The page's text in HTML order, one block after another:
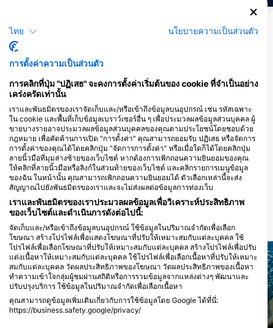
ศูนย์ดำน้ำที่ให้บริการ ณ จุดดำน้ำแห่งนี้
Ocean Warriors
Henveiru Meenaaz, 20006 Male’,
มัลดีฟส์
Other Divers @Dhiffushi
Finivaa Magu, 08030 Dhiffushi,
มัลดีฟส์
สถานที่ดำน้ำ ในบริเวณใกล้เคียง
ไทย นโยบายความเป็นส่วนตัว
การตั้งค่าความเป็นส่วนตัว
การคลิกที่ปุ่ม "ปฏิเสธ" จะคงการตั้งค่าเริ่มต้นของ cookie ที่จำเป็นอย่าง
เคร่งครัดเท่านั้น
เราและพันธมิตรของเราจัดเก็บและ/หรือเข้าถึงข้อมูลบนอุปกรณ์ เช่น รหัสเฉพาะ
ใน cookie และพื้นที่เก็บข้อมูลเบราว์เซอร์อื่น ๆ เพื่อประมวลผลข้อมูลส่วนบุคคล ผู้
ขายบางรายอาจประมวลผลข้อมูลส่วนบุคคลของคุณตามประโยชน์โดยชอบด้วย
กฎหมาย เพื่อคัดค้านการเปิด "การตั้งค่า" คุณสามารถยอมรับ ปฏิเสธ หรือจัดการ
การตั้งค่าของคุณได้โดยคลิกปุ่ม "จัดการการตั้งค่า" หรือเมื่อใดก็ได้โดยคลิกปุ่ม
ลายนิ้วมือที่มุมล่างซ้ายของเว็บไซต์ หากต้องการเพิกถอนความยินยอมของคุณ
ให้คลิกที่ลายนิ้วมือหรือลิงก์ในส่วนท้ายของเว็บไซต์ และคลิกรายการเมนูข้อมูล
ของฉัน ในหน้านั้น คุณสามารถเพิกถอนความยินยอมได้ ตัวเลือกเหล่านี้จะส่ง
สัญญาณไปยังพันธมิตรของเราและจะไม่ส่งผลต่อข้อมูลการท่องเว็บ
เราและพันธมิตรของเราประมวลผลข้อมูลเพื่อวิเคราะห์ประสิทธิภาพ
ของเว็บไซต์และดำเนินการดังต่อไปนี้:
จัดเก็บและ/หรือเข้าถึงข้อมูลบนอุปกรณ์ ใช้ข้อมูลในปริมาณจำกัดเพื่อเลือก
โฆษณา สร้างโปรไฟล์เพื่อแสดงโฆษณาที่ปรับให้เหมาะสมกับแต่ละบุคคล ใช้
โปรไฟล์เพื่อเลือกโฆษณาที่ปรับให้เหมาะสมกับแต่ละบุคคล สร้างโปรไฟล์เพื่อปรับ
แต่งเนื้อหาให้เหมาะสมกับแต่ละบุคคล ใช้โปรไฟล์เพื่อเลือกเนื้อหาที่ปรับให้เหมาะ
สมกับแต่ละบุคคล วัดผลประสิทธิภาพของโฆษณา วัดผลประสิทธิภาพของเนื้อหา
ทำความเข้าใจกลุ่มผู้ชมผ่านสถิติหรือการรวมข้อมูลจากแหล่งต่างๆ พัฒนาและ
ปรับปรุงบริการ ใช้ข้อมูลในปริมาณจำกัดเพื่อเลือกเนื้อหา
คุณสามารถดูข้อมูลเพิ่มเติมเกี่ยวกับการใช้ข้อมูลโดย Google ได้ที่นี่:
https://business.safety.google/privacy/